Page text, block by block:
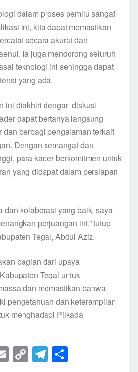
dalam proses pemilu sangat
ini, kita dapat memastikan
secara akurat dan
Ia juga mendorong seluruh
teknologi ini sehingga dapat
yang ada.
ini diakhiri dengan diskusi
dapat bertanya langsung
dan berbagi pengalaman terkait
Dengan semangat dan
para kader berkomitmen untuk
yang didapat dalam persiapan
dan kolaborasi yang baik, saya
perjuangan ini,” tutup
Tegal, Abdul Aziz.
bagian dari upaya
Tegal untuk
dan memastikan bahwa
pengetahuan dan keterampilan
menghadapi Pilkada
E C T